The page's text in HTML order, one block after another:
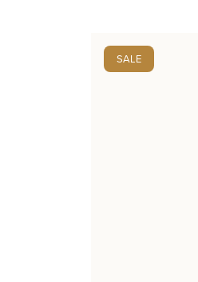
SALE